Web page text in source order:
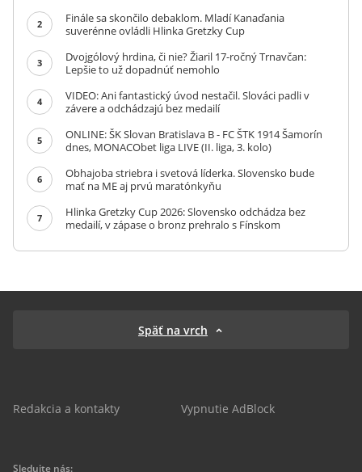
2
Finále sa skončilo debaklom. Mladí Kanaďania
suverénne ovládli Hlinka Gretzky Cup
3
Dvojgólový hrdina, či nie? Žiaril 17-ročný Trnavčan:
Lepšie to už dopadnúť nemohlo
4
VIDEO: Ani fantastický úvod nestačil. Slováci padli v
závere a odchádzajú bez medailí
5
ONLINE: ŠK Slovan Bratislava B - FC ŠTK 1914 Šamorín
dnes, MONACObet liga LIVE (II. liga, 3. kolo)
6
Obhajoba striebra i svetová líderka. Slovensko bude
mať na ME aj prvú maratónkyňu
7
Hlinka Gretzky Cup 2026: Slovensko odchádza bez
medailí, v zápase o bronz prehralo s Fínskom
Späť na vrch
Redakcia a kontakty Vypnutie AdBlock
Sledujte nás: